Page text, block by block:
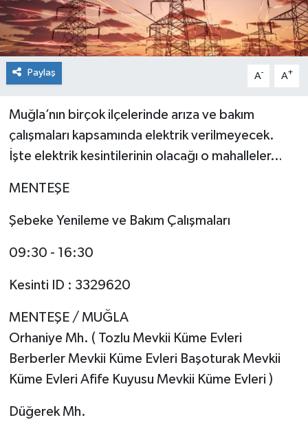
Paylaş A- A+
Muğla’nın birçok ilçelerinde arıza ve bakım
çalışmaları kapsamında elektrik verilmeyecek.
İşte elektrik kesintilerinin olacağı o mahalleler…
MENTEŞE
Şebeke Yenileme ve Bakım Çalışmaları
09:30 - 16:30
Kesinti ID : 3329620
MENTEŞE / MUĞLA
Orhaniye Mh. ( Tozlu Mevkii Küme Evleri
Berberler Mevkii Küme Evleri Başoturak Mevkii
Küme Evleri Afife Kuyusu Mevkii Küme Evleri )
Düğerek Mh.